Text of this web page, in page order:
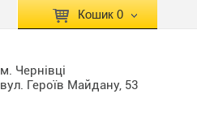
Кошик 0
м. Чернівці
вул. Героїв Майдану, 53